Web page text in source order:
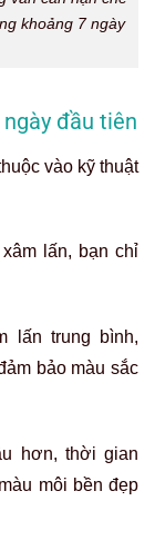
khoảng 7 ngày
đầu tiên
vào kỹ thuật
lấn, bạn chỉ
lấn trung bình,
bảo màu sắc
hơn, thời gian
môi bền đẹp